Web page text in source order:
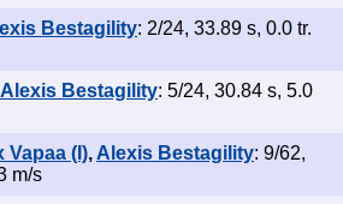
Bestagility: 2/24, 33.89 s, 0.0 tr.
Alexis Bestagility: 5/24, 30.84 s, 5.0
Vapaa (I), Alexis Bestagility: 9/62,
m/s